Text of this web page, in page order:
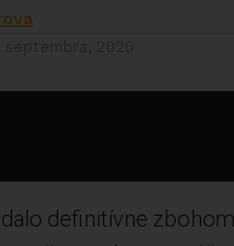
definitívne